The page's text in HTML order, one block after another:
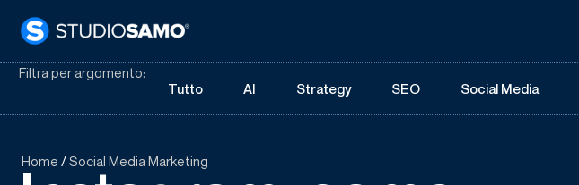
Filtra per argomento:
Tutto
AI Strategy SEO Social Media
Home /Social Media Marketing